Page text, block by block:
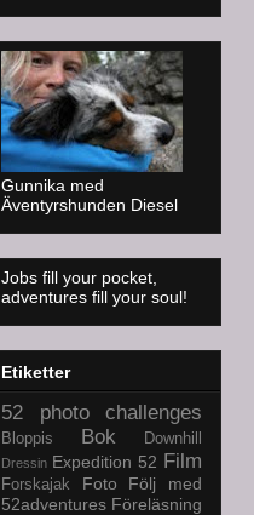
Gunnika med
Äventyrshunden Diesel
Jobs fill your pocket,
adventures fill your soul!
Etiketter
52 photo challenges
Bloppis Bok Downhill
Dressin Expedition 52 Film
Forskajak Foto
Följ med
52adventures Föreläsning